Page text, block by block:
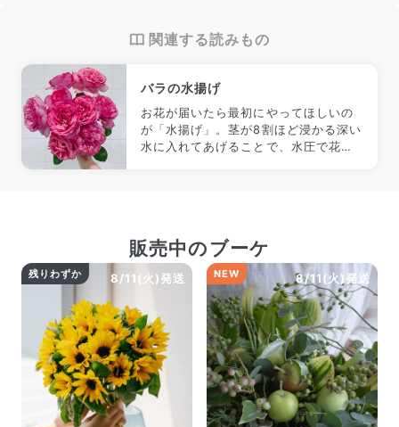
関連する読みもの
バラの水揚げ
お花が届いたら最初にやってほしいの
が「水揚げ」。茎が8割ほど浸かる深い
水に入れてあげることで、水圧で花に
販売中のブーケ
8/11(火)発送
残りわずか 8/11(火)発送
NEW